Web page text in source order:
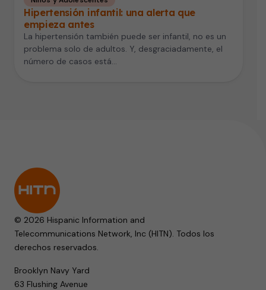
Hipertensión infantil: una alerta que
empieza antes
La hipertensión también puede ser infantil, no es un
problema solo de adultos. Y, desgraciadamente, el
número de casos está…
© 2026 Hispanic Information and
Telecommunications Network, Inc (HITN). Todos los
derechos reservados.
Brooklyn Navy Yard
63 Flushing Avenue